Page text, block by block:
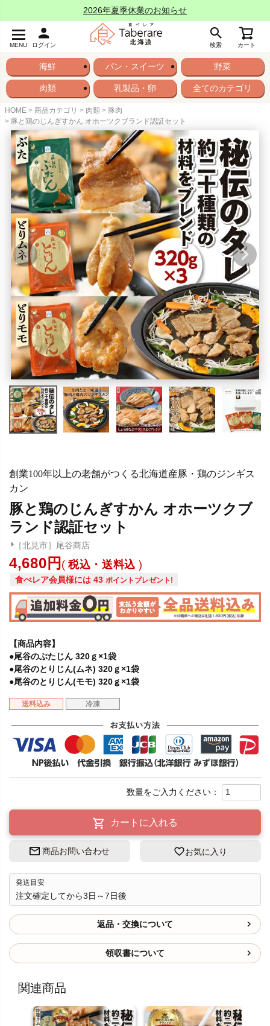
2026年夏季休業のお知らせ
MENU ログイン 検索 カート
海鮮 パン・スイーツ 野菜
肉類 乳製品・卵 全てのカテゴリ
HOME 商品カテゴリ 肉類
豚肉
豚と鶏のじんぎすかん オホーツクブランド認証セット
創業100年以上の老舗がつくる北海道産豚・鶏のジンギス
カン
豚と鶏のじんぎすかん オホーツクブ
ランド認証セット
［北見市］尾谷商店
4,680 税込・送料込
食べレア会員様には 43 ポイントプレゼント!
【商品内容】
●尾谷のぶたじん 320ｇ×1袋
●尾谷のとりじん(ムネ) 320ｇ×1袋
●尾谷のとりじん(モモ) 320ｇ×1袋
送料込み 冷凍
カートに入れる
商品お問い合わせ お気に入り
発送目安
注文確定してから3日～7日後
返品・交換について
領収書について
関連商品